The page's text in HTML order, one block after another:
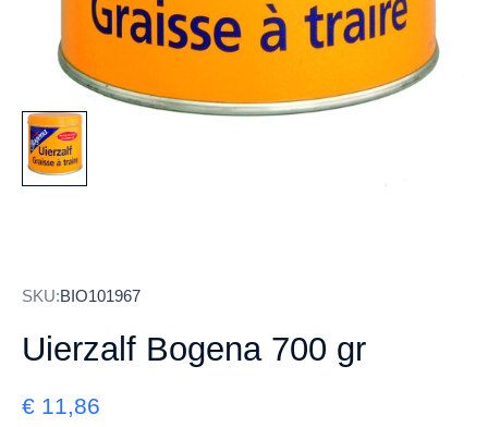
SKU:BIO101967
Uierzalf Bogena 700 gr
€ 11,86